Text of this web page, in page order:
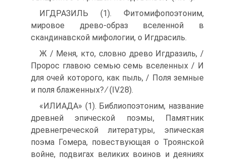
ИГДРАЗИЛЬ (1). Фитомифопоэтоним,
мировое древо-образ вселенной в
скандинавской мифологии, о Игдрасиль.
Ж / Меня, кто, словно древо Игдразиль, /
Пророс главою семью семь вселенных / И
для очей которого, как пыль, / Поля земные
и поля блаженных? ∕ (IV.28).
«ИЛИАДА» (1). Библиопоэтоним, название
древней эпической поэмы, Памятник
древнегреческой литературы, эпическая
поэма Гомера, повествующая о Троянской
войне, подвигах ве­ликих воинов и деяниях